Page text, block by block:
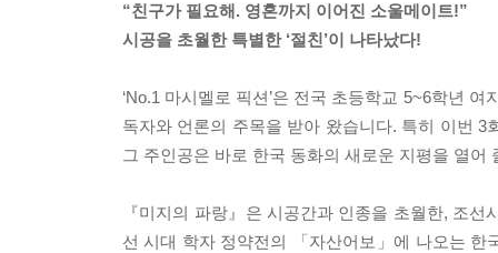
“친구가 필요해. 영혼까지 이어진 소울메이트!”
시공을 초월한 특별한 ‘절친’이 나타났다!
‘No.1 마시멜로 픽션’은 전국 초등학교 5~6학년
독자와 언론의 주목을 받아 왔습니다. 특히 이번
그 주인공은 바로 한국 동화의 새로운 지평을 열
『미지의 파랑』은 시공간과 인종을 초월한, 조
선 시대 학자 정약전의 「자산어보」에 나오는 한